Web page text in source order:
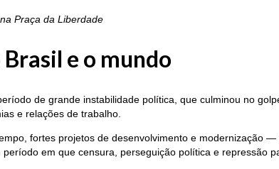
Praça da Liberdade
e o mundo
de grande instabilidade política, que culminou no
e relações de trabalho.
fortes projetos de desenvolvimento e modernização
período em que censura, perseguição política e repressão